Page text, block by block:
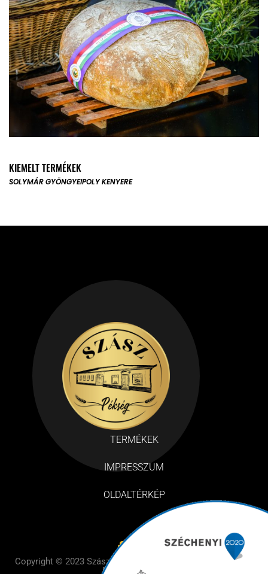
KIEMELT TERMÉKEK
SOLYMÁR GYÖNGYEIPOLY KENYERE
TERMÉKEK
IMPRESSZUM
OLDALTÉRKÉP
Copyright © 2023 Szász Pékség– Design by BE Design – All
Rights Reserved